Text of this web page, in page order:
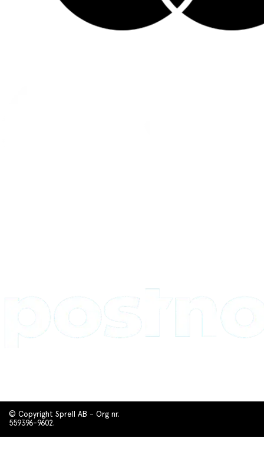
© Copyright Sprell AB - Org nr.
559396-9602.